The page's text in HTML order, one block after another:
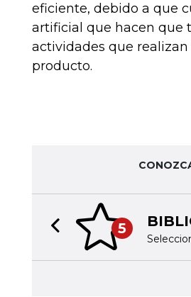
eficiente, debido a que
artificial que hacen que
actividades que
producto.
5
Previous slide